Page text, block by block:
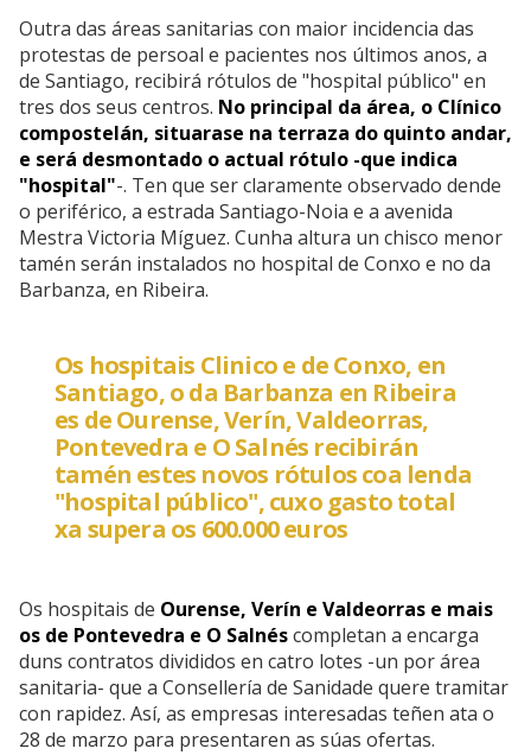
Outra das áreas sanitarias con maior incidencia das
protestas de persoal e pacientes nos últimos anos, a
de Santiago, recibirá rótulos de "hospital público" en
tres dos seus centros. No principal da área, o Clínico
compostelán, situarase na terraza do quinto andar,
e será desmontado o actual rótulo -que indica
"hospital"-. Ten que ser claramente observado dende
o periférico, a estrada Santiago-Noia e a avenida
Mestra Victoria Míguez. Cunha altura un chisco menor
tamén serán instalados no hospital de Conxo e no da
Barbanza, en Ribeira.
Os hospitais Clinico e de Conxo, en
Santiago, o da Barbanza en Ribeira
es de Ourense, Verín, Valdeorras,
Pontevedra e O Salnés recibirán
tamén estes novos rótulos coa lenda
"hospital público", cuxo gasto total
xa supera os 600.000 euros
Os hospitais de Ourense, Verín e Valdeorras e mais
os de Pontevedra e O Salnéscompletan a encarga
duns contratos divididos en catro lotes -un por área
sanitaria- que a Consellería de Sanidade quere tramitar
con rapidez. Así, as empresas interesadas teñen ata o
28 de marzo para presentaren as súas ofertas.